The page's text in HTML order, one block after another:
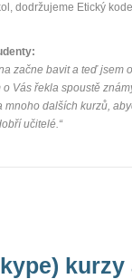
dodržujeme Etický
začne bavit a teď
Vás řekla spoustě
mnoho dalších kurzů,
učitelé.“